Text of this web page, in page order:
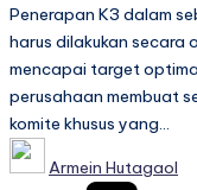
Penerapan K3 dalam
harus dilakukan secara
mencapai target
perusahaan membuat
komite khusus yang…
Posted
by
Armein Hutagaol